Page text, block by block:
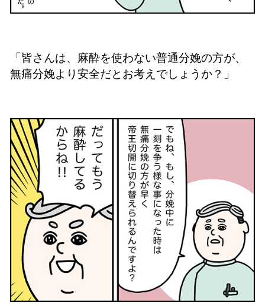
「皆さんは、麻酔を使わない普通分娩の方が、
無痛分娩より安全だとお考えでしょうか？」